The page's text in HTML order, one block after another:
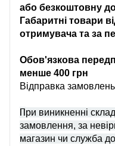
або безкоштовну
Габаритні товари
отримувача та за
Обов'язкова
менше 400 грн
Відправка
При виникненні
замовлення, за
магазин чи служба